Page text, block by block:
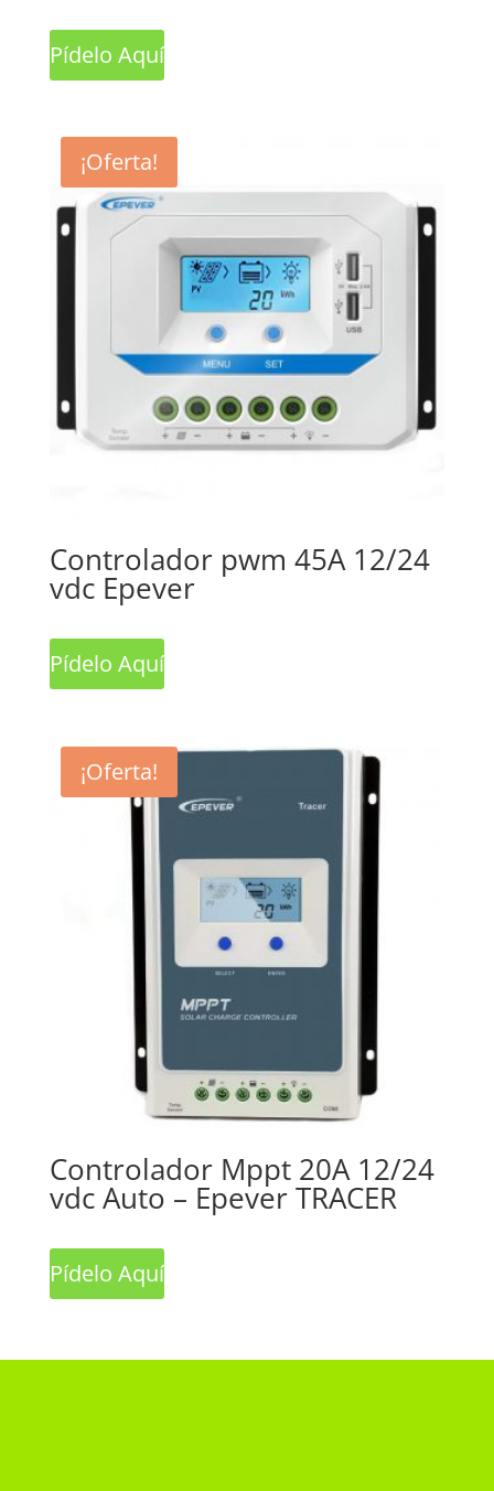
Pídelo Aquí
¡Oferta!
Controlador pwm 45A 12/24
vdc Epever
Pídelo Aquí
¡Oferta!
Controlador Mppt 20A 12/24
vdc Auto – Epever TRACER
Pídelo Aquí